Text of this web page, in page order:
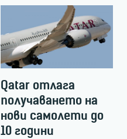
Qatar отлага
получаването на
нови самолети до
10 години